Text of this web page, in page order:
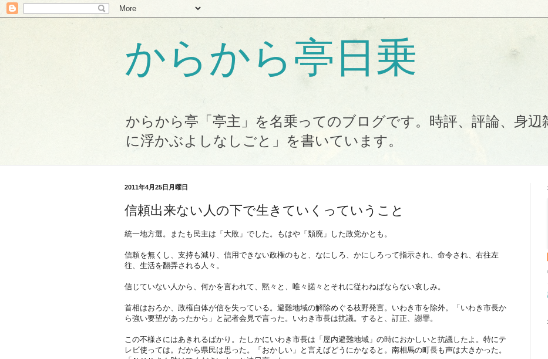
からから亭日乗
からから亭「亭主」を名乗ってのブログです。時評、評論、身辺
に浮かぶよしなしごと」を書いています。
2011年4月25日月曜日
信頼出来ない人の下で生きていくっていうこと
統一地方選。またも民主は「大敗」でした。もはや「頽廃」した政党かとも。
信頼を無くし、支持も減り、信用できない政権のもと、なにしろ、かにしろって指示され、命令され、右往左
往、生活を翻弄される人々。
信じていない人から、何かを言われて、黙々と、唯々諾々とそれに従わねばならない哀しみ。
首相はおろか、政権自体が信を失っている。避難地域の解除めぐる枝野発言。いわき市を除外。「いわき市長か
ら強い要望があったから」と記者会見で言った。いわき市長は抗議。すると、訂正、謝罪。
この不様さにはあきれるばかり。たしかにいわき市長は「屋内避難地域」の時におかしいと抗議したよ。特にテ
レビ使っては。だから県民は思った。「おかしい」と言えばどうにかなると。南相馬の町長も声は大きかった。